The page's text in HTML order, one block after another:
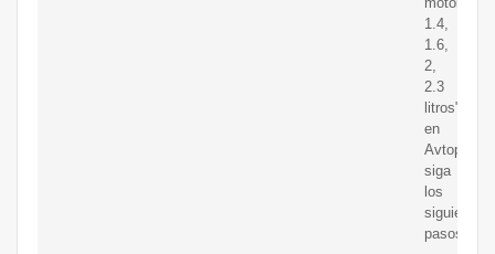
1.4,
1.6,
2,
2.3
litros"
en
siga
los
siguientes
pasos: